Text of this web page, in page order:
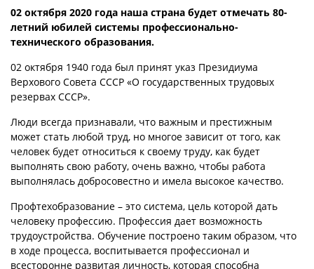
02 октября 2020 года наша страна будет отмечать 80-
летний юбилей системы профессионально-
технического образования.
02 октября 1940 года был принят указ Президиума
Верхового Совета СССР «О государственных трудовых
резервах СССР».
Люди всегда признавали, что важным и престижным
может стать любой труд, но многое зависит от того, как
человек будет относиться к своему труду, как будет
выполнять свою работу, очень важно, чтобы работа
выполнялась добросовестно и имела высокое качество.
Профтехобразование – это система, цель которой дать
человеку профессию. Профессия дает возможность
трудоустройства. Обучение построено таким образом, что
в ходе процесса, воспитывается профессионал и
всесторонне развитая личность, которая способна